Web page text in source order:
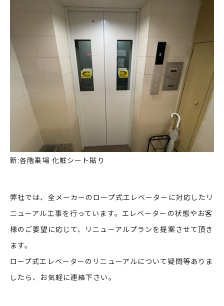
新:各階乗場 化粧シート貼り
弊社では、全メーカーのロープ式エレベーターに対応したリ
ニューアル工事を行っています。エレベーターの状態やお客
様のご要望に応じて、リニューアルプランを提案させて頂き
ます。
ロープ式エレベーターのリニューアルについて疑問等ありま
したら、お気軽に連絡下さい。